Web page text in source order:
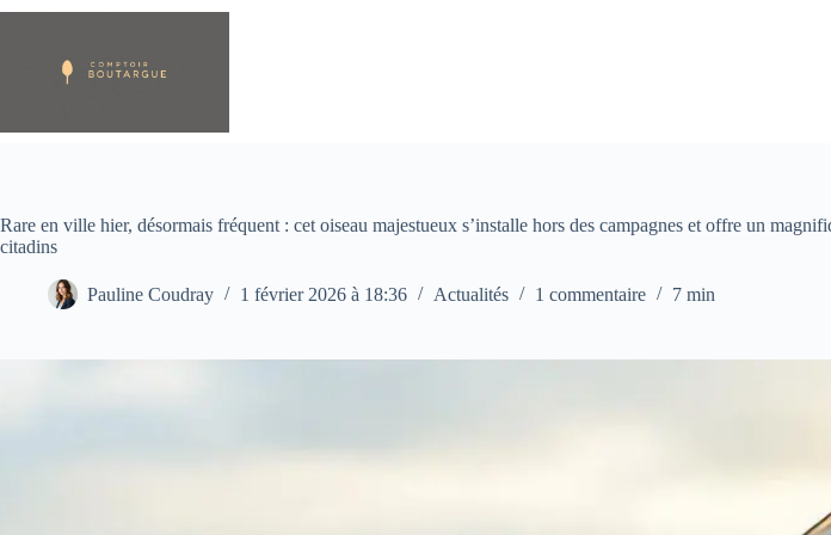
Passer
Rare en ville hier, désormais fréquent : cet oiseau majestueux s’installe hors des campagnes et offre un
citadins
Pauline Coudray 1 février 2026 à 18:36 Actualités 1 commentaire 7 min